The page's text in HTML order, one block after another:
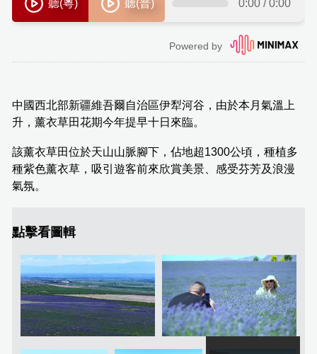
中國西北部新疆維吾爾自治區伊犁河谷，由於本月氣溫上
升，薰衣草田花期今年提早十日來臨。
該薰衣草田位於天山山脈腳下，佔地超1300公頃，種植多
種紫色薰衣草，吸引遊客前來欣賞美景、感受芬芳及浪漫
氣氛。
點擊看圖輯